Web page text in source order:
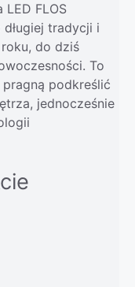
FLOS
tradycji i
do dziś
To
podkreślić
jednocześnie